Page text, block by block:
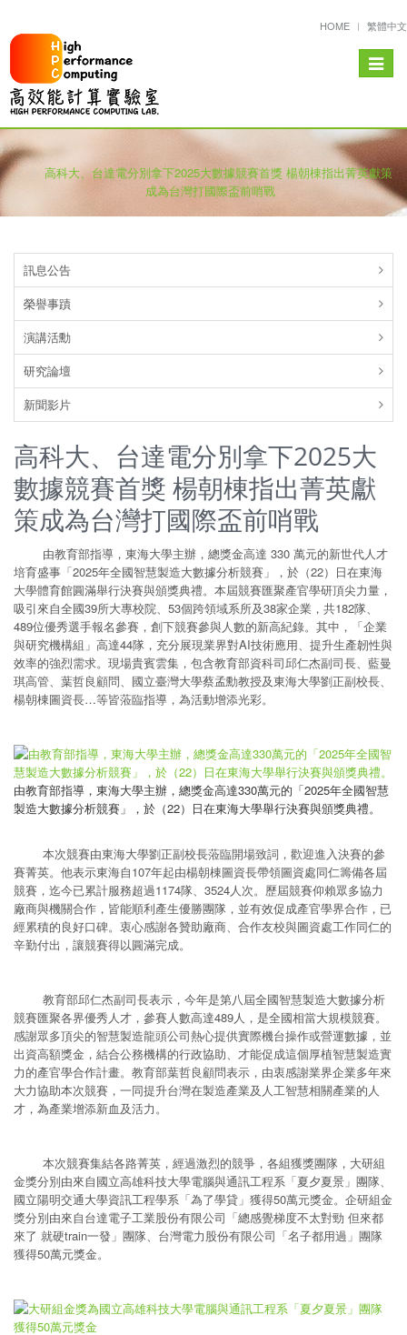
HOME 繁體中文
Toggle
高科大、台達電分別拿下2025大數據競賽首獎 楊朝棟指出菁英獻策
成為台灣打國際盃前哨戰
訊息公告
榮譽事蹟
演講活勳
研究論壇
新聞影片
高科大、台達電分別拿下2025大
數據競賽首獎 楊朝棟指出菁英獻
策成為台灣打國際盃前哨戰
由教育部指導，東海大學主辦，總獎金高達 330 萬元的新世代人才
培育盛事「2025年全國智慧製造大數據分析競賽」，於（22）日在東海
大學體育館圓滿舉行決賽與頒獎典禮。本屆競賽匯聚產官學研頂尖力量，
吸引來自全國39所大專校院、53個跨領域系所及38家企業，共182隊、
489位優秀選手報名參賽，創下競賽參與人數的新高紀錄。其中，「企業
與研究機構組」高達44隊，充分展現業界對AI技術應用、提升生產韌性與
效率的強烈需求。現場貴賓雲集，包含教育部資科司邱仁杰副司長、藍曼
琪高管、葉哲良顧問、國立臺灣大學蔡孟勳教授及東海大學劉正副校長、
楊朝棟圖資長…等皆蒞臨指導，為活動增添光彩。
由教育部指導，東海大學主辦，總獎金高達330萬元的「2025年全國智慧
製造大數據分析競賽」，於（22）日在東海大學舉行決賽與頒獎典禮。
本次競賽由東海大學劉正副校長蒞臨開場致詞，歡迎進入決賽的參
賽菁英。他表示東海自107年起由楊朝棟圖資長帶領圖資處同仁籌備各屆
競賽，迄今已累計服務超過1174隊、3524人次。歷屆競賽仰賴眾多協力
廠商與機關合作，皆能順利產生優勝團隊，並有效促成產官學界合作，已
經累積的良好口碑。衷心感謝各贊助廠商、合作友校與圖資處工作同仁的
辛勤付出，讓競賽得以圓滿完成。
教育部邱仁杰副司長表示，今年是第八屆全國智慧製造大數據分析
競賽匯聚各界優秀人才，參賽人數高達489人，是全國相當大規模競賽。
感謝眾多頂尖的智慧製造龍頭公司熱心提供實際機台操作或營運數據，並
出資高額獎金，結合公務機構的行政協助、才能促成這個厚植智慧製造實
力的產官學合作計畫。教育部葉哲良顧問表示，由衷感謝業界企業多年來
大力協助本次競賽，一同提升台灣在製造產業及人工智慧相關產業的人
才，為產業增添新血及活力。
本次競賽集結各路菁英，經過激烈的競爭，各組獲獎團隊，大研組
金獎分別由來自國立高雄科技大學電腦與通訊工程系「夏夕夏景」團隊、
國立陽明交通大學資訊工程學系「為了學貸」獲得50萬元獎金。企研組金
獎分別由來自台達電子工業股份有限公司「總感覺梯度不太對勁 但來都
來了 就硬train一發」團隊、台灣電力股份有限公司「名子都用過」團隊
獲得50萬元獎金。